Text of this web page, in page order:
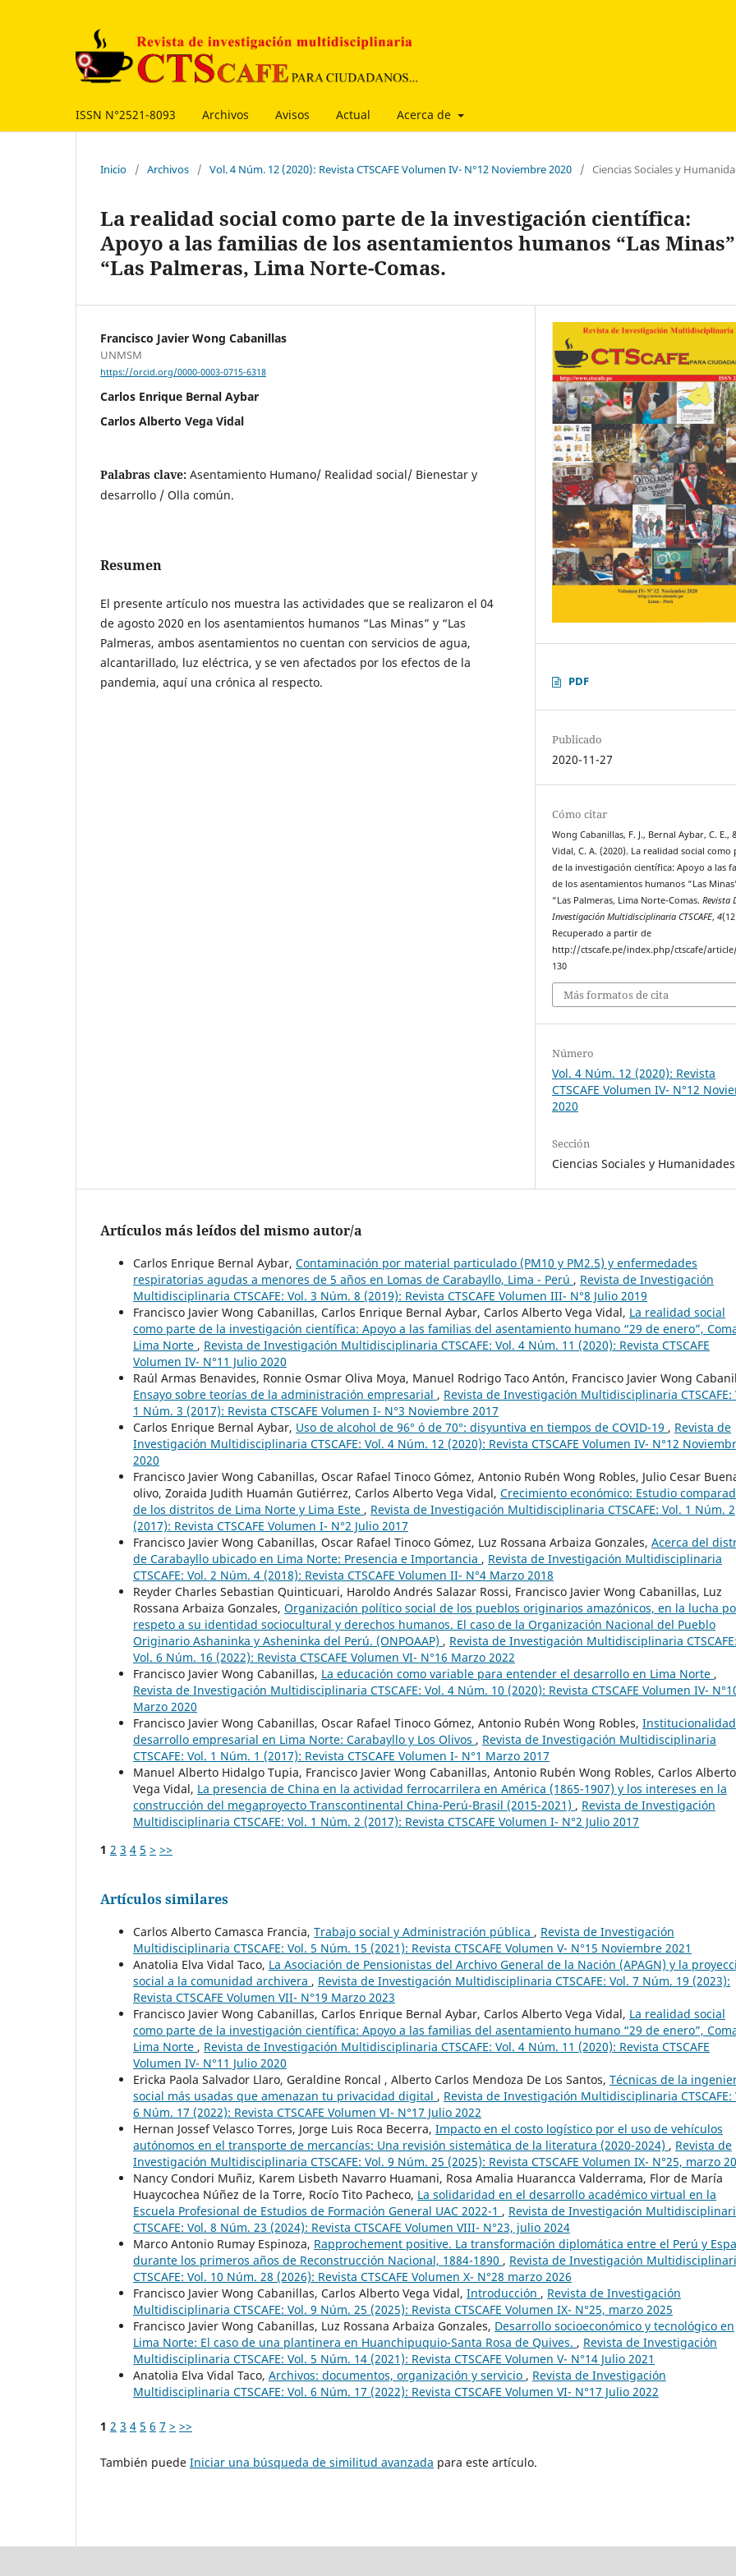
ISSN N°2521-8093 Archivos Avisos Actual Acerca de
Inicio / Archivos / Vol. 4 Núm. 12 (2020): Revista CTSCAFE Volumen IV- N°12 Noviembre 2020 / Ciencias Sociales y
La realidad social como parte de la investigación científica:
Apoyo a las familias de los asentamientos humanos “Las
“Las Palmeras, Lima Norte-Comas.
Francisco Javier Wong Cabanillas
UNMSM
https://orcid.org/0000-0003-0715-6318
Carlos Enrique Bernal Aybar
Carlos Alberto Vega Vidal
Palabras clave: Asentamiento Humano/ Realidad social/ Bienestar y
desarrollo / Olla común.
Resumen
El presente artículo nos muestra las actividades que se realizaron el 04
de agosto 2020 en los asentamientos humanos “Las Minas” y “Las
Palmeras, ambos asentamientos no cuentan con servicios de agua,
alcantarillado, luz eléctrica, y se ven afectados por los efectos de la
pandemia, aquí una crónica al respecto.
PDF
Publicado
2020-11-27
Cómo citar
Wong Cabanillas, F. J., Bernal Aybar, C. E.,
Vidal, C. A. (2020). La realidad social como
de la investigación científica: Apoyo a las
de los asentamientos humanos “Las
“Las Palmeras, Lima Norte-Comas.Revista
Investigación Multidisciplinaria CTSCAFE,4
Recuperado a partir de
http://ctscafe.pe/index.php/ctscafe/
130
Más formatos de cita
Número
Vol. 4 Núm. 12 (2020): Revista
CTSCAFE Volumen IV- N°12
2020
Sección
Ciencias Sociales y Humanidades
Artículos más leídos del mismo autor/a
Carlos Enrique Bernal Aybar, Contaminación por material particulado (PM10 y PM2.5) y enfermedades
respiratorias agudas a menores de 5 años en Lomas de Carabayllo, Lima - Perú , Revista de Investigación
Multidisciplinaria CTSCAFE: Vol. 3 Núm. 8 (2019): Revista CTSCAFE Volumen III- N°8 Julio 2019
Francisco Javier Wong Cabanillas, Carlos Enrique Bernal Aybar, Carlos Alberto Vega Vidal, La realidad social
como parte de la investigación científica: Apoyo a las familias del asentamiento humano “29 de enero”,
Lima Norte , Revista de Investigación Multidisciplinaria CTSCAFE: Vol. 4 Núm. 11 (2020): Revista CTSCAFE
Volumen IV- N°11 Julio 2020
Raúl Armas Benavides, Ronnie Osmar Oliva Moya, Manuel Rodrigo Taco Antón, Francisco Javier Wong
Ensayo sobre teorías de la administración empresarial , Revista de Investigación Multidisciplinaria CTSCAFE:
1 Núm. 3 (2017): Revista CTSCAFE Volumen I- N°3 Noviembre 2017
Carlos Enrique Bernal Aybar, Uso de alcohol de 96° ó de 70°: disyuntiva en tiempos de COVID-19 , Revista de
Investigación Multidisciplinaria CTSCAFE: Vol. 4 Núm. 12 (2020): Revista CTSCAFE Volumen IV- N°12
2020
Francisco Javier Wong Cabanillas, Oscar Rafael Tinoco Gómez, Antonio Rubén Wong Robles, Julio Cesar
olivo, Zoraida Judith Huamán Gutiérrez, Carlos Alberto Vega Vidal, Crecimiento económico: Estudio
de los distritos de Lima Norte y Lima Este , Revista de Investigación Multidisciplinaria CTSCAFE: Vol. 1 Núm. 2
(2017): Revista CTSCAFE Volumen I- N°2 Julio 2017
Francisco Javier Wong Cabanillas, Oscar Rafael Tinoco Gómez, Luz Rossana Arbaiza Gonzales, Acerca del
de Carabayllo ubicado en Lima Norte: Presencia e Importancia , Revista de Investigación Multidisciplinaria
CTSCAFE: Vol. 2 Núm. 4 (2018): Revista CTSCAFE Volumen II- N°4 Marzo 2018
Reyder Charles Sebastian Quinticuari, Haroldo Andrés Salazar Rossi, Francisco Javier Wong Cabanillas, Luz
Rossana Arbaiza Gonzales, Organización político social de los pueblos originarios amazónicos, en la lucha
respeto a su identidad sociocultural y derechos humanos. El caso de la Organización Nacional del Pueblo
Originario Ashaninka y Asheninka del Perú. (ONPOAAP) , Revista de Investigación Multidisciplinaria CTSCAFE:
Vol. 6 Núm. 16 (2022): Revista CTSCAFE Volumen VI- N°16 Marzo 2022
Francisco Javier Wong Cabanillas, La educación como variable para entender el desarrollo en Lima Norte ,
Revista de Investigación Multidisciplinaria CTSCAFE: Vol. 4 Núm. 10 (2020): Revista CTSCAFE Volumen IV-
Marzo 2020
Francisco Javier Wong Cabanillas, Oscar Rafael Tinoco Gómez, Antonio Rubén Wong Robles,
desarrollo empresarial en Lima Norte: Carabayllo y Los Olivos , Revista de Investigación Multidisciplinaria
CTSCAFE: Vol. 1 Núm. 1 (2017): Revista CTSCAFE Volumen I- N°1 Marzo 2017
Manuel Alberto Hidalgo Tupia, Francisco Javier Wong Cabanillas, Antonio Rubén Wong Robles, Carlos Alberto
Vega Vidal, La presencia de China en la actividad ferrocarrilera en América (1865-1907) y los intereses en la
construcción del megaproyecto Transcontinental China-Perú-Brasil (2015-2021) , Revista de Investigación
Multidisciplinaria CTSCAFE: Vol. 1 Núm. 2 (2017): Revista CTSCAFE Volumen I- N°2 Julio 2017
1 2 3 4 5 > >>
Artículos similares
Carlos Alberto Camasca Francia, Trabajo social y Administración pública , Revista de Investigación
Multidisciplinaria CTSCAFE: Vol. 5 Núm. 15 (2021): Revista CTSCAFE Volumen V- N°15 Noviembre 2021
Anatolia Elva Vidal Taco, La Asociación de Pensionistas del Archivo General de la Nación (APAGN) y la
social a la comunidad archivera , Revista de Investigación Multidisciplinaria CTSCAFE: Vol. 7 Núm. 19 (2023):
Revista CTSCAFE Volumen VII- N°19 Marzo 2023
Francisco Javier Wong Cabanillas, Carlos Enrique Bernal Aybar, Carlos Alberto Vega Vidal, La realidad social
como parte de la investigación científica: Apoyo a las familias del asentamiento humano “29 de enero”,
Lima Norte , Revista de Investigación Multidisciplinaria CTSCAFE: Vol. 4 Núm. 11 (2020): Revista CTSCAFE
Volumen IV- N°11 Julio 2020
Ericka Paola Salvador Llaro, Geraldine Roncal , Alberto Carlos Mendoza De Los Santos, Técnicas de la
social más usadas que amenazan tu privacidad digital , Revista de Investigación Multidisciplinaria CTSCAFE:
6 Núm. 17 (2022): Revista CTSCAFE Volumen VI- N°17 Julio 2022
Hernan Jossef Velasco Torres, Jorge Luis Roca Becerra, Impacto en el costo logístico por el uso de vehículos
autónomos en el transporte de mercancías: Una revisión sistemática de la literatura (2020-2024) , Revista de
Investigación Multidisciplinaria CTSCAFE: Vol. 9 Núm. 25 (2025): Revista CTSCAFE Volumen IX- N°25, marzo
Nancy Condori Muñiz, Karem Lisbeth Navarro Huamani, Rosa Amalia Huarancca Valderrama, Flor de María
Huaycochea Núñez de la Torre, Rocío Tito Pacheco, La solidaridad en el desarrollo académico virtual en la
Escuela Profesional de Estudios de Formación General UAC 2022-1 , Revista de Investigación
CTSCAFE: Vol. 8 Núm. 23 (2024): Revista CTSCAFE Volumen VIII- N°23, julio 2024
Marco Antonio Rumay Espinoza, Rapprochement positive. La transformación diplomática entre el Perú y
durante los primeros años de Reconstrucción Nacional, 1884-1890 , Revista de Investigación
CTSCAFE: Vol. 10 Núm. 28 (2026): Revista CTSCAFE Volumen X- N°28 marzo 2026
Francisco Javier Wong Cabanillas, Carlos Alberto Vega Vidal, Introducción , Revista de Investigación
Multidisciplinaria CTSCAFE: Vol. 9 Núm. 25 (2025): Revista CTSCAFE Volumen IX- N°25, marzo 2025
Francisco Javier Wong Cabanillas, Luz Rossana Arbaiza Gonzales, Desarrollo socioeconómico y tecnológico en
Lima Norte: El caso de una plantinera en Huanchipuquio-Santa Rosa de Quives. , Revista de Investigación
Multidisciplinaria CTSCAFE: Vol. 5 Núm. 14 (2021): Revista CTSCAFE Volumen V- N°14 Julio 2021
Anatolia Elva Vidal Taco, Archivos: documentos, organización y servicio , Revista de Investigación
Multidisciplinaria CTSCAFE: Vol. 6 Núm. 17 (2022): Revista CTSCAFE Volumen VI- N°17 Julio 2022
1 2 3 4 5 6 7 > >>
También puede Iniciar una búsqueda de similitud avanzada para este artículo.